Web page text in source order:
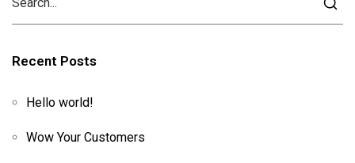
Recent Posts
Hello world!
Wow Your Customers